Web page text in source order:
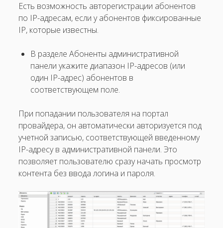
Есть возможность авторегистрации абонентов
по IP-адресам, если у абонентов фиксированные
IP, которые известны.
В разделе Абоненты административной
панели укажите диапазон IP-адресов (или
один IP-адрес) абонентов в
соответствующем поле.
При попадании пользователя на портал
провайдера, он автоматически авторизуется под
учетной записью, соответствующей введенному
IP-адресу в административной панели. Это
позволяет пользователю сразу начать просмотр
контента без ввода логина и пароля.